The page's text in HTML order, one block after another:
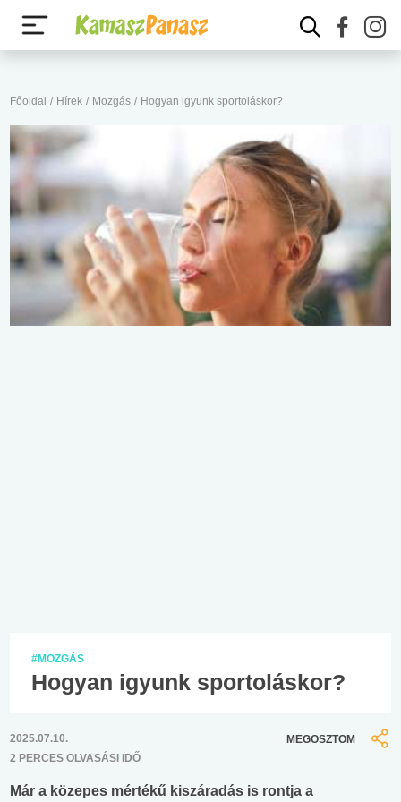
Főoldal / Hírek / Mozgás / Hogyan igyunk sportoláskor?
#MOZGÁS
Hogyan igyunk sportoláskor?
2025.07.10.
2 PERCES OLVASÁSI IDŐ
MEGOSZTOM
Már a közepes mértékű kiszáradás is rontja a